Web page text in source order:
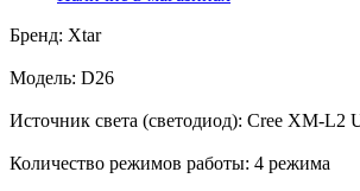
Бренд: Xtar
Модель: D26
Источник света (светодиод): Cree XM-L2
Количество режимов работы: 4 режима